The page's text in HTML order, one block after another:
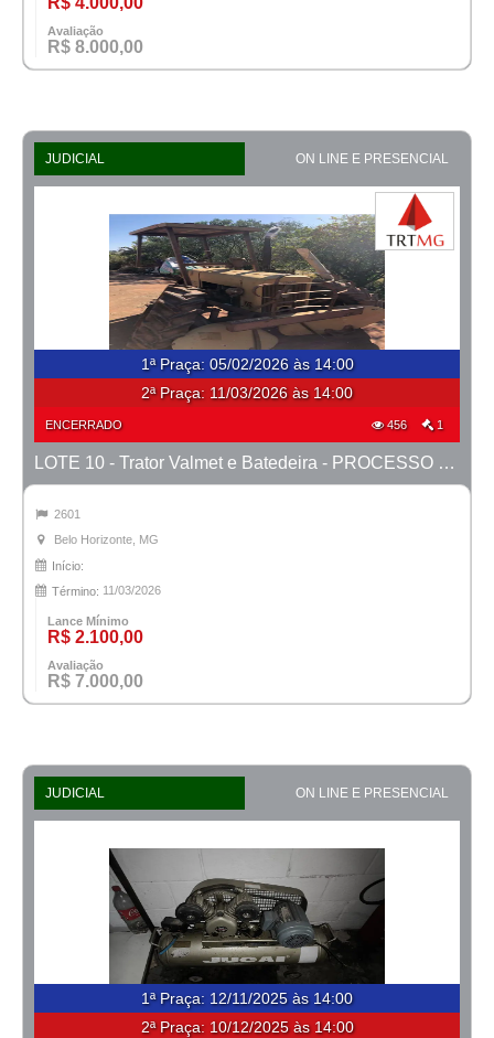
Avaliação
R$ 8.000,00
JUDICIAL ON LINE E PRESENCIAL
1ª Praça: 05/02/2026 às 14:00
2ª Praça: 11/03/2026 às 14:00
ENCERRADO 456 1
LOTE 10 - Trator Valmet e Batedeira - PROCESSO 0041700-45.2009-1ª CONT.
2601
Belo Horizonte, MG
Início:
Término: 11/03/2026
Lance Mínimo
R$ 2.100,00
Avaliação
R$ 7.000,00
JUDICIAL ON LINE E PRESENCIAL
1ª Praça: 12/11/2025 às 14:00
2ª Praça: 10/12/2025 às 14:00